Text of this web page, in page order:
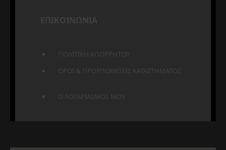
ΕΠΙΚΟΙΝΩΝΙΑ
ΠΟΛΙΤΙΚΗ ΑΠΟΡΡΗΤΟΥ
ΟΡΟΙ & ΠΡΟΫΠΟΘΕΣΕΙΣ ΚΑΤΑΣΤΗΜΑΤΟΣ
Ο ΛΟΓΑΡΙΑΣΜΟΣ ΜΟΥ